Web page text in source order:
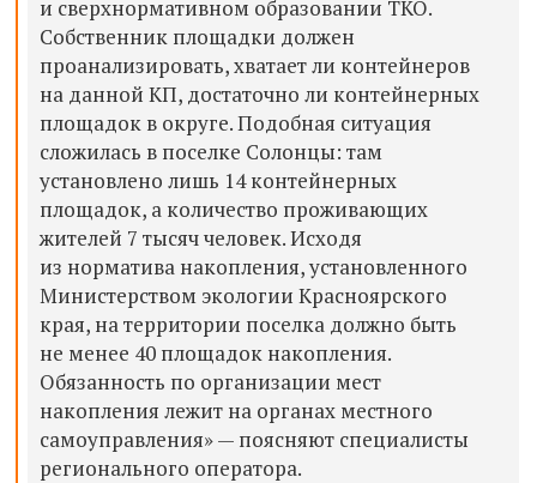
и сверхнормативном образовании ТКО.
Собственник площадки должен
проанализировать, хватает ли контейнеров
на данной КП, достаточно ли контейнерных
площадок в округе. Подобная ситуация
сложилась в поселке Солонцы: там
установлено лишь 14 контейнерных
площадок, а количество проживающих
жителей 7 тысяч человек. Исходя
из норматива накопления, установленного
Министерством экологии Красноярского
края, на территории поселка должно быть
не менее 40 площадок накопления.
Обязанность по организации мест
накопления лежит на органах местного
самоуправления» — поясняют специалисты
регионального оператора.